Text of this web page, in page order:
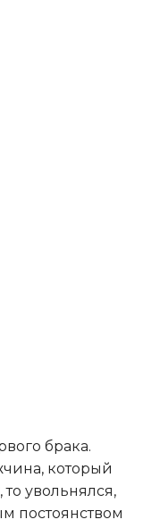
брака.
который
то увольнялся,
постоянством